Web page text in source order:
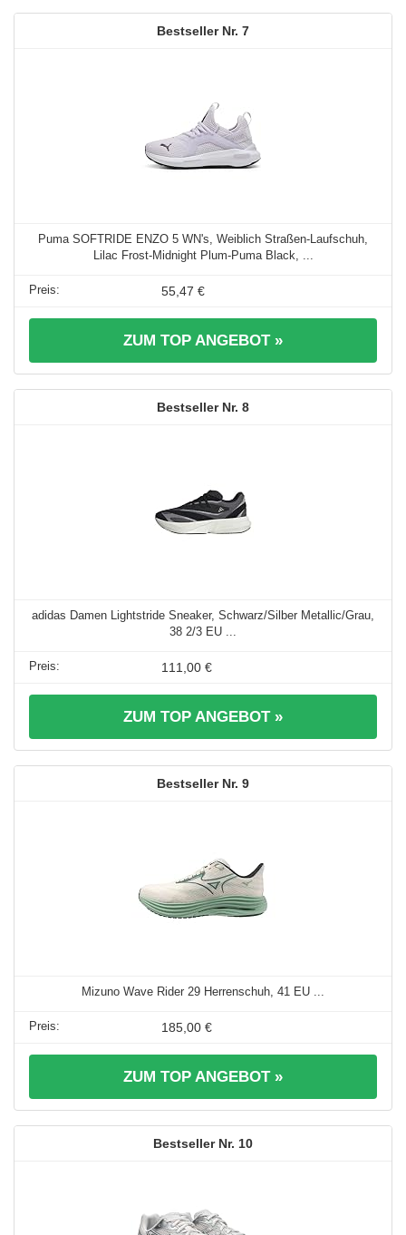
7
Puma SOFTRIDE ENZO 5 WN's, Weiblich Straßen-Laufschuh,
Lilac Frost-Midnight Plum-Puma Black, ...
55,47 €
ZUM TOP ANGEBOT »
8
adidas Damen Lightstride Sneaker, Schwarz/Silber Metallic/Grau,
38 2/3 EU ...
111,00 €
ZUM TOP ANGEBOT »
9
Mizuno Wave Rider 29 Herrenschuh, 41 EU ...
185,00 €
ZUM TOP ANGEBOT »
10